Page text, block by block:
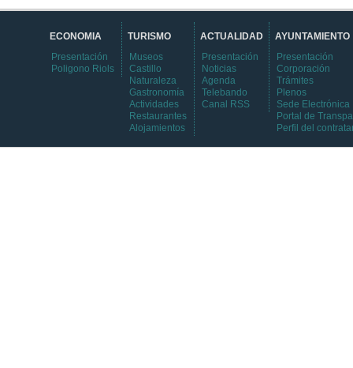
AYUNTAMIENTO
Presentación
Corporación
Trámites
Plenos
Sede Electrónica
Portal de
Perfil del
ACTUALIDAD
Presentación
Noticias
Agenda
Telebando
Canal RSS
TURISMO
Museos
Castillo
Naturaleza
Gastronomía
Actividades
Restaurantes
Alojamientos
ECONOMIA
Presentación
Poligono Riols